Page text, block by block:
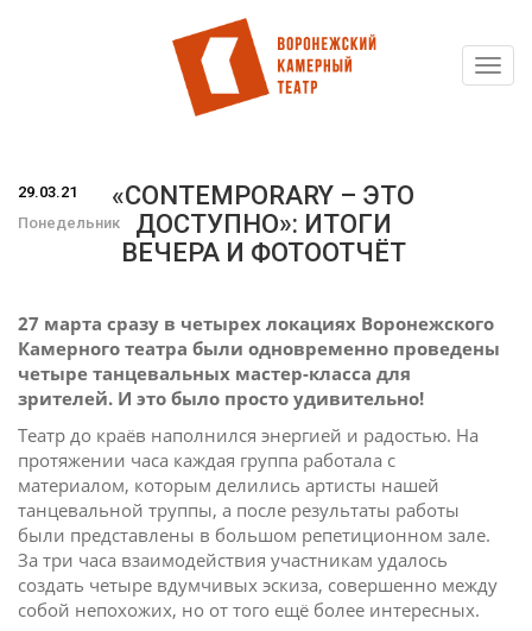
29.03.21
Понедельник
«СONTEMPORARY – ЭТО
ДОСТУПНО»: ИТОГИ
ВЕЧЕРА И ФОТООТЧЁТ
27 марта сразу в четырех локациях Воронежского
Камерного театра были одновременно проведены
четыре танцевальных мастер-класса для
зрителей. И это было просто удивительно!
Театр до краёв наполнился энергией и радостью. На
протяжении часа каждая группа работала с
материалом, которым делились артисты нашей
танцевальной труппы, а после результаты работы
были представлены в большом репетиционном зале.
За три часа взаимодействия участникам удалось
создать четыре вдумчивых эскиза, совершенно между
собой непохожих, но от того ещё более интересных.